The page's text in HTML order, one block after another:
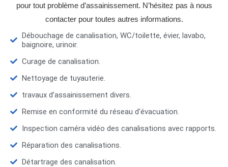
pour tout problème d’assainissement. N’hésitez pas à nous
contacter pour toutes autres informations.
Débouchage de canalisation, WC/toilette, évier, lavabo,
baignoire, urinoir.
Curage de canalisation.
Nettoyage de tuyauterie.
travaux d’assainissement divers.
Remise en conformité du réseau d'évacuation.
Inspection caméra vidéo des canalisations avec rapports.
Réparation des canalisations.
Détartrage des canalisation.